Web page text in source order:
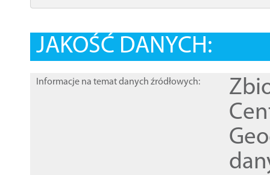
JAKOŚĆ DANYCH:
Informacje na temat danych źródłowych: